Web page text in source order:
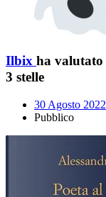
Ilbix ha valutato
3 stelle
30 Agosto 2022
Pubblico